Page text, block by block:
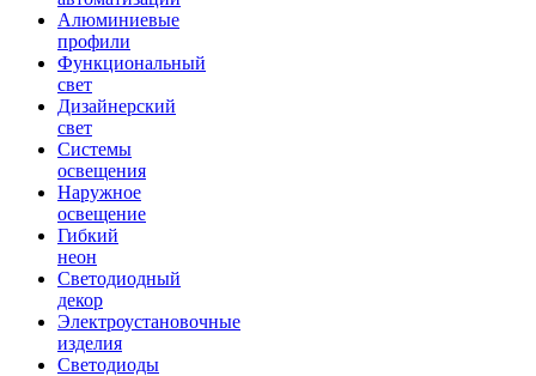
Алюминиевые
профили
Функциональный
свет
Дизайнерский
свет
Системы
освещения
Наружное
освещение
Гибкий
неон
Светодиодный
декор
Электроустановочные
изделия
Светодиоды